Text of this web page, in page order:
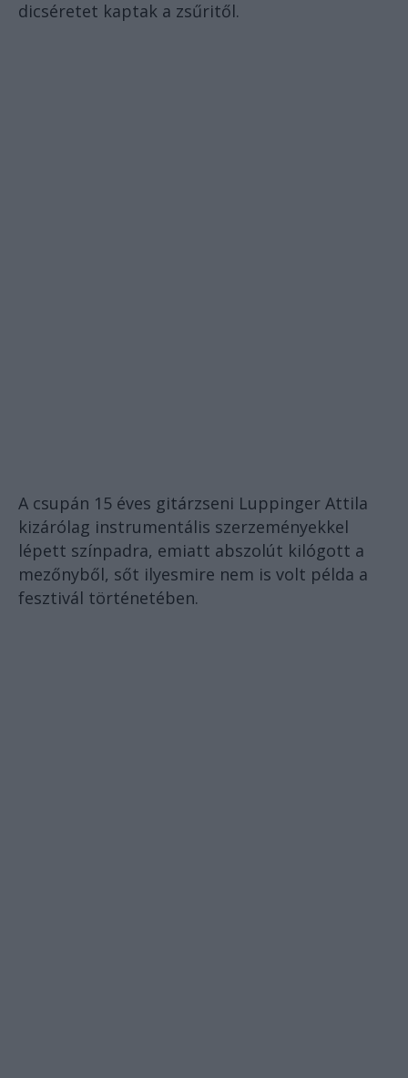
dicséretet kaptak a zsűritől.
A csupán 15 éves gitárzseni Luppinger Attila
kizárólag instrumentális szerzeményekkel
lépett színpadra, emiatt abszolút kilógott a
mezőnyből, sőt ilyesmire nem is volt példa a
fesztivál történetében.